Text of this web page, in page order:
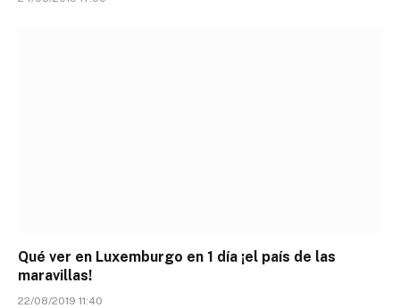
Qué ver en Luxemburgo en 1 día ¡el país de las
maravillas!
22/08/2019 11:40